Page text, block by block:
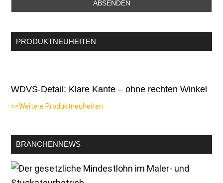
PRODUKTNEUHEITEN
WDVS-Detail: Klare Kante – ohne rechten Winkel
>>Weitere Produktneuheiten
BRANCHENNEWS